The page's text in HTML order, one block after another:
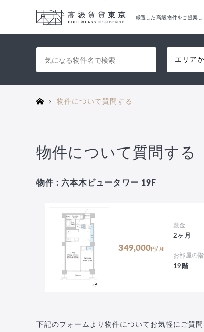
厳選した高級物件をご提案
エリア
物件について質問する
物件について質問する
物件 : 六本木ビュータワー 19F
349,000 円/月
敷金
2ヶ月
お部屋の階
19階
下記のフォームより物件についてお気軽にご質